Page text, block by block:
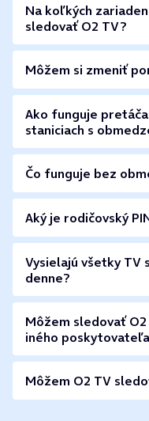
Na koľkých
sledovať O2 TV?
Môžem si zmeniť
Ako funguje
staniciach s
Čo funguje bez
Aký je rodičovský
Vysielajú všetky TV
denne?
Môžem sledovať
iného
Môžem O2 TV